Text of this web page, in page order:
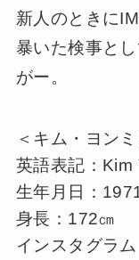
新人のときに
暴いた検事と
がー。
＜キム・ヨンミ
英語表記：Kim
生年月日：
身長：172㎝
インスタグラ